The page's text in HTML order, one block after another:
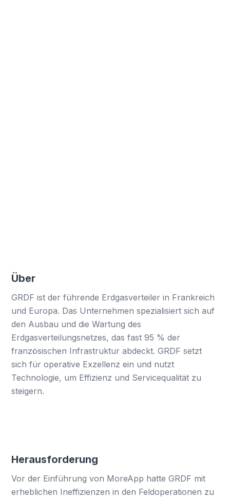
Über
GRDF ist der führende Erdgasverteiler in Frankreich
und Europa. Das Unternehmen spezialisiert sich auf
den Ausbau und die Wartung des
Erdgasverteilungsnetzes, das fast 95 % der
französischen Infrastruktur abdeckt. GRDF setzt
sich für operative Exzellenz ein und nutzt
Technologie, um Effizienz und Servicequalität zu
steigern.
Herausforderung
Vor der Einführung von MoreApp hatte GRDF mit
erheblichen Ineffizienzen in den Feldoperationen zu